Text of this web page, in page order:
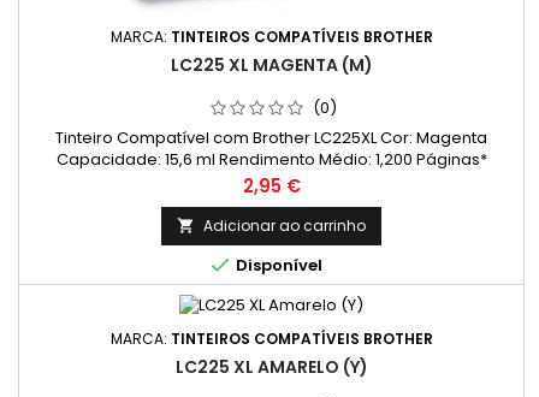
MARCA: TINTEIROS COMPATÍVEIS BROTHER
LC225 XL MAGENTA (M)
(0)
Tinteiro Compatível com Brother LC225XL Cor: Magenta
Capacidade: 15,6 ml Rendimento Médio: 1,200 Páginas*
Preço
2,95 €
 Adicionar ao carrinho
 Disponível
MARCA: TINTEIROS COMPATÍVEIS BROTHER
LC225 XL AMARELO (Y)